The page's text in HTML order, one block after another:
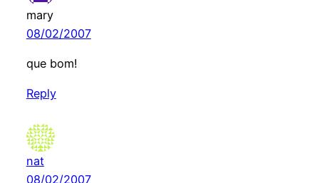
mary
08/02/2007
que bom!
Reply
nat
08/02/2007